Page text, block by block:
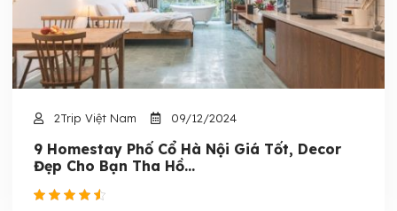
2Trip Việt Nam 09/12/2024
9 Homestay Phố Cổ Hà Nội Giá Tốt, Decor
Đẹp Cho Bạn Tha Hồ...